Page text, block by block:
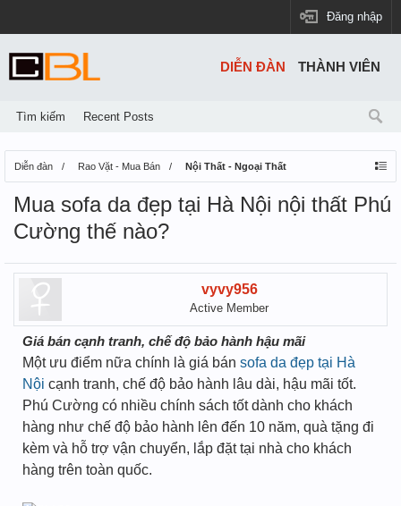
Đăng nhập
Diễn đàn Rao Vặt - Mua Bán Nội Thất - Ngoại Thất
Mua sofa da đẹp tại Hà Nội nội thất Phú
Cường thế nào?
vyvy956
Active Member
Giá bán cạnh tranh, chế độ bảo hành hậu mãi
Một ưu điểm nữa chính là giá bán sofa da đẹp tại Hà
Nội cạnh tranh, chế độ bảo hành lâu dài, hậu mãi tốt.
Phú Cường có nhiều chính sách tốt dành cho khách
hàng như chế độ bảo hành lên đến 10 năm, quà tặng đi
kèm và hỗ trợ vận chuyển, lắp đặt tại nhà cho khách
hàng trên toàn quốc.
DIỄN ĐÀN
Tìm kiếm Recent Posts
THÀNH VIÊN